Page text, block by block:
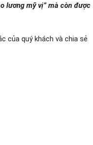
lương mỹ vị” mà còn được
của quý khách và chia sẻ